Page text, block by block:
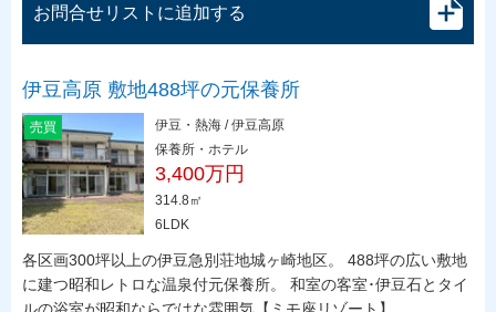
お問合せリストに追加する
伊豆高原 敷地488坪の元保養所
売買
伊豆・熱海 / 伊豆高原
保養所・ホテル
3,400万円
314.8㎡
6LDK
各区画300坪以上の伊豆急別荘地城ヶ崎地区。 488坪の広い敷地
に建つ昭和レトロな温泉付元保養所。 和室の客室･伊豆石とタイ